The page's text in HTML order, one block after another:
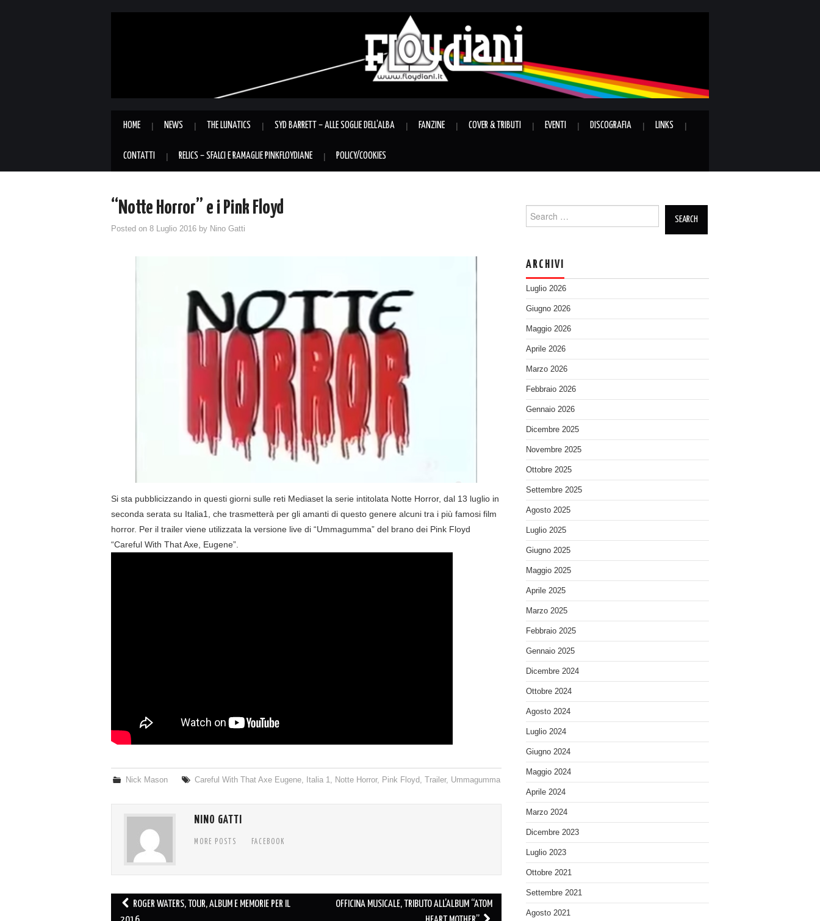
HOME NEWS THE LUNATICS SYD BARRETT – ALLE SOGLIE DELL’ALBA FANZINE COVER & TRIBUTI EVENTI DISCOGRAFIA LINKS
CONTATTI RELICS – SFALCI E RAMAGLIE PINKFLOYDIANE POLICY/COOKIES
“Notte Horror” e i Pink Floyd
Posted on 8 Luglio 2016 by Nino Gatti
Si sta pubblicizzando in questi giorni sulle reti Mediaset la serie intitolata Notte Horror, dal 13 luglio in
seconda serata su Italia1, che trasmetterà per gli amanti di questo genere alcuni tra i più famosi film
horror. Per il trailer viene utilizzata la versione live di “Ummagumma” del brano dei Pink Floyd
“Careful With That Axe, Eugene”.
Nick Mason Careful With That Axe Eugene, Italia 1, Notte Horror, Pink Floyd, Trailer, Ummagumma
NINO GATTI
MORE POSTS FACEBOOK
Post ROGER WATERS, TOUR, ALBUM E MEMORIE PER IL
OFFICINA MUSICALE, TRIBUTO ALL’ALBUM “ATOM
for:
ARCHIVI
Luglio 2026
Giugno 2026
Maggio 2026
Aprile 2026
Marzo 2026
Febbraio 2026
Gennaio 2026
Dicembre 2025
Novembre 2025
Ottobre 2025
Settembre 2025
Agosto 2025
Luglio 2025
Giugno 2025
Maggio 2025
Aprile 2025
Marzo 2025
Febbraio 2025
Gennaio 2025
Dicembre 2024
Ottobre 2024
Agosto 2024
Luglio 2024
Giugno 2024
Maggio 2024
Aprile 2024
Marzo 2024
Dicembre 2023
Luglio 2023
Ottobre 2021
Settembre 2021
Agosto 2021